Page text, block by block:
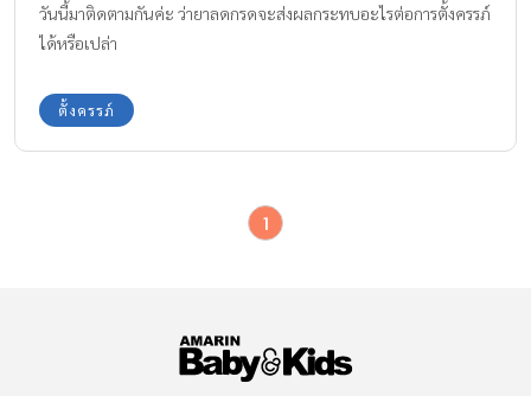
วันนี้มาติดตามกันค่ะ ว่ายาลดกรดจะส่งผลกระทบอะไรต่อการตั้งครรภ์
ได้หรือเปล่า
ตั้งครรภ์
1